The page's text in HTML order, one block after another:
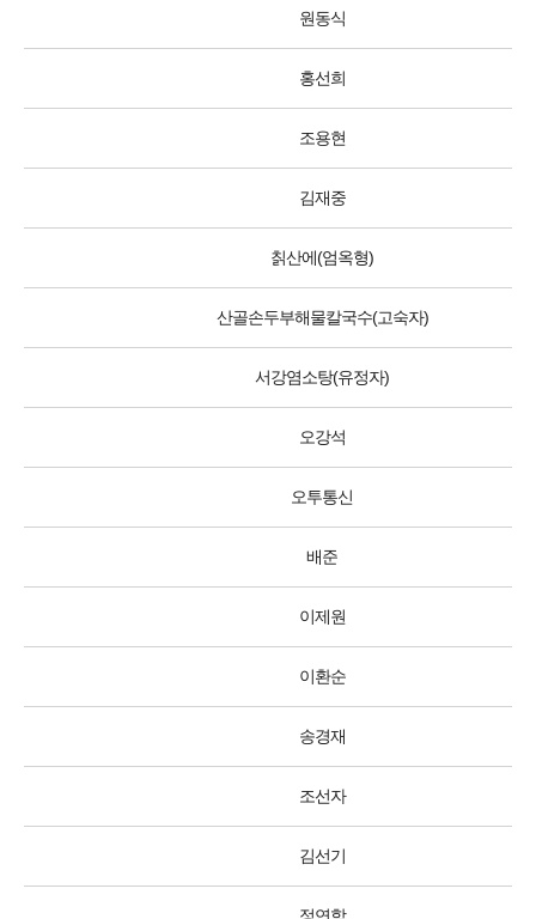
원동식
홍선희
조용현
김재중
칡산에(엄옥형)
산골손두부해물칼국수(고숙자)
서강염소탕(유정자)
오강석
오투통신
배준
이제원
이환순
송경재
조선자
김선기